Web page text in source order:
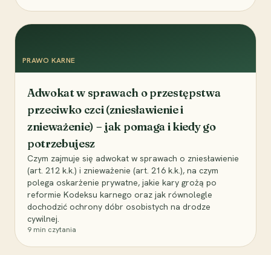
PRAWO KARNE
Adwokat w sprawach o przestępstwa
przeciwko czci (zniesławienie i
znieważenie) – jak pomaga i kiedy go
potrzebujesz
Czym zajmuje się adwokat w sprawach o zniesławienie
(art. 212 k.k.) i znieważenie (art. 216 k.k.), na czym
polega oskarżenie prywatne, jakie kary grożą po
reformie Kodeksu karnego oraz jak równolegle
dochodzić ochrony dóbr osobistych na drodze
cywilnej.
9 min czytania